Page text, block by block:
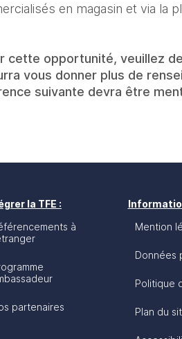
en magasin et via la
cette opportunité, veuillez
vous donner plus de
suivante devra être
la TFE :
à
partenaires
Mention
Données
Politique
Plan du